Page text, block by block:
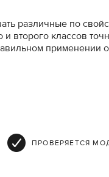
различные по
второго классов
применении
ПРОВЕРЯЕТСЯ